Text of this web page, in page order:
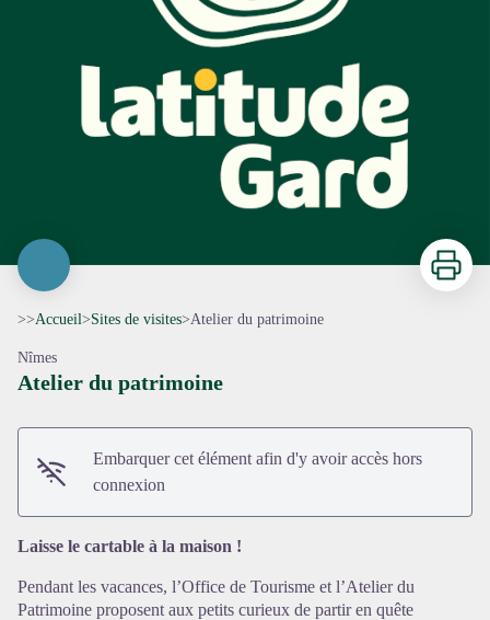
Voir l'image en plein écran
Imprimer
>>Accueil>Sites de visites>Atelier du patrimoine
Nîmes
Atelier du patrimoine
Embarquer cet élément afin d'y avoir accès hors
connexion
Laisse le cartable à la maison !
Pendant les vacances, l’Office de Tourisme et l’Atelier du
Patrimoine proposent aux petits curieux de partir en quête